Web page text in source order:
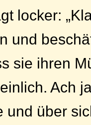
locker:
und
sie ihren
Ach
und über